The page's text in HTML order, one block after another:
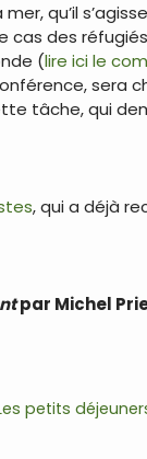
qu’il
cas des
(lire ici le
sera
tâche, qui
, qui a déjà
par Michel
petits